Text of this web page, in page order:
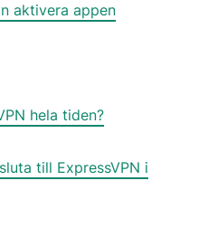
aktivera appen
hela tiden?
till ExpressVPN i